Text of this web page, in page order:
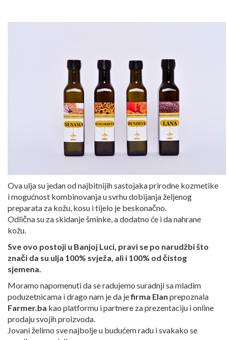
Ova ulja su jedan od najbitnijih sastojaka prirodne kozmetike
i mogućnost kombinovanja u svrhu dobijanja željenog
preparata za kožu, kosu i tijelo je beskonačno.
Odlična su za skidanje šminke, a dodatno će i da nahrane
kožu.
Sve ovo postoji u Banjoj Luci, pravi se po narudžbi što
znači da su ulja 100% svježa, ali i 100% od čistog
sjemena.
Moramo napomenuti da se radujemo suradnji sa mladim
poduzetnicama i drago nam je da jefirma Elan prepoznala
Farmer.ba kao platformu i partnere za prezentaciju i online
prodaju svojih proizvoda.
Jovani želimo sve najbolje u budućem radu i svakako se